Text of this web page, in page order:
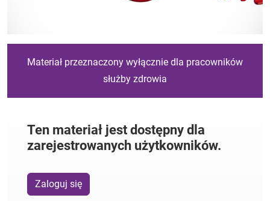
Materiał przeznaczony wyłącznie dla pracowników
służby zdrowia
Ten materiał jest dostępny dla
zarejestrowanych użytkowników.
Zaloguj się